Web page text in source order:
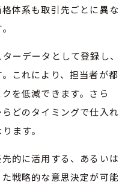
体系も取引先ごとに異な
ーデータとして登録し、
これにより、担当者が都
を低減できます。さら
どのタイミングで仕入れ
ます。
的に活用する、あるいは
戦略的な意思決定が可能